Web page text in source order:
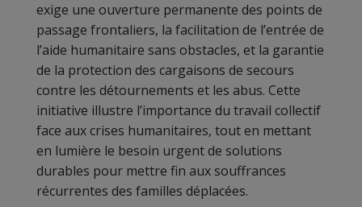
exige une ouverture permanente des points de
passage frontaliers, la facilitation de l’entrée de
l’aide humanitaire sans obstacles, et la garantie
de la protection des cargaisons de secours
contre les détournements et les abus. Cette
initiative illustre l’importance du travail collectif
face aux crises humanitaires, tout en mettant
en lumière le besoin urgent de solutions
durables pour mettre fin aux souffrances
récurrentes des familles déplacées.